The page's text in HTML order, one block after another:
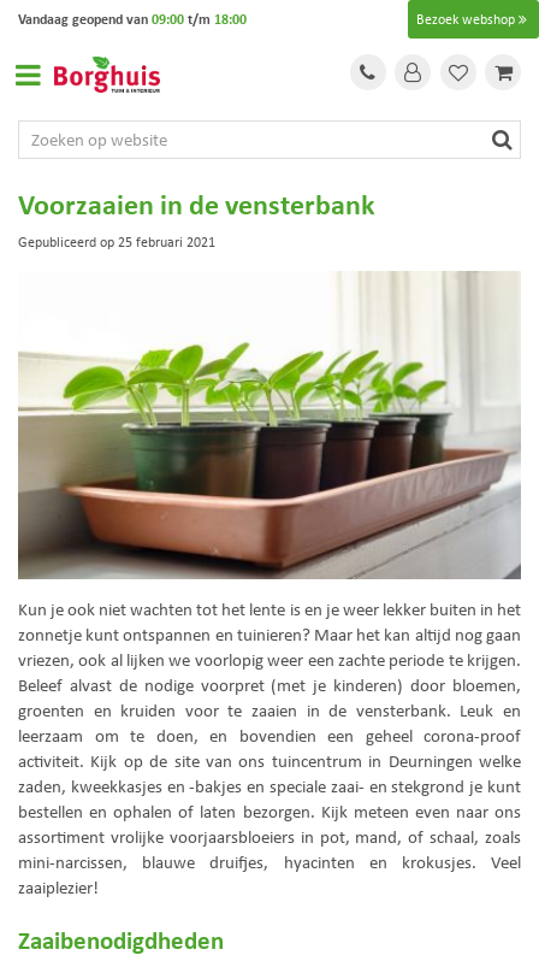
Bezoek webshop
Vandaag geopend van09:00t/m 18:00
Voorzaaien in de vensterbank
Gepubliceerd op25 februari 2021
Kun je ook niet wachten tot het lente is en je weer lekker buiten in het
zonnetje kunt ontspannen en tuinieren? Maar het kan altijd nog gaan
vriezen, ook al lijken we voorlopig weer een zachte periode te krijgen.
Beleef alvast de nodige voorpret (met je kinderen) door bloemen,
groenten en kruiden voor te zaaien in de vensterbank. Leuk en
leerzaam om te doen, en bovendien een geheel corona-proof
activiteit. Kijk op de site van ons tuincentrum in Deurningen welke
zaden, kweekkasjes en -bakjes en speciale zaai- en stekgrond je kunt
bestellen en ophalen of laten bezorgen. Kijk meteen even naar ons
assortiment vrolijke voorjaarsbloeiers in pot, mand, of schaal, zoals
mini-narcissen, blauwe druifjes, hyacinten en krokusjes. Veel
zaaiplezier!
Zaaibenodigdheden